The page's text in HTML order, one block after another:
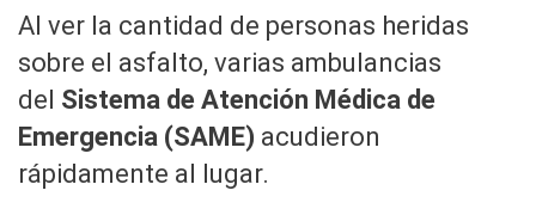
seconds
Al ver la cantidad de personas heridas
sobre el asfalto, varias ambulancias
del Sistema de Atención Médica de
Emergencia (SAME) acudieron
rápidamente al lugar.